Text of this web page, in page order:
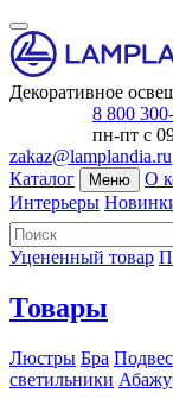
Декоративное
8 800
пн-пт с
zakaz@lamplandia.ru
Каталог
Меню О
Интерьеры
Уцененный товар
Товары
Люстры Бра
светильники